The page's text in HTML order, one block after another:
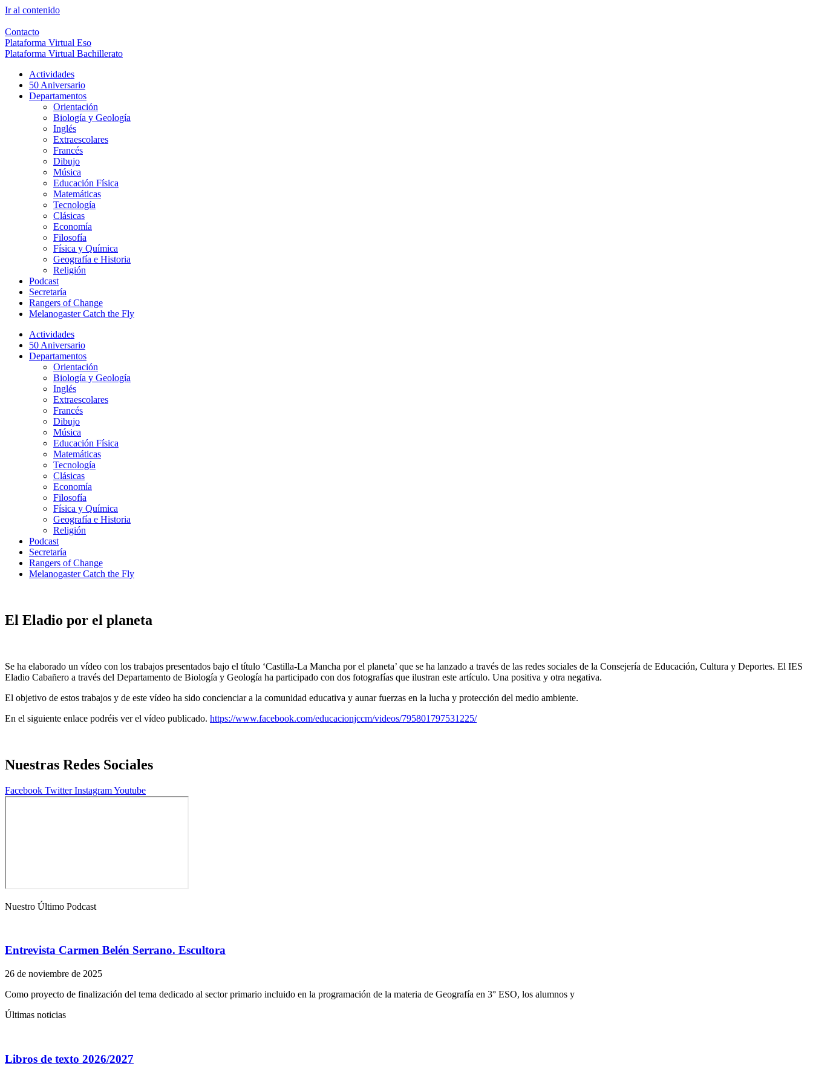
Ir al contenido
Contacto
Plataforma Virtual Eso
Plataforma Virtual Bachillerato
Actividades
50 Aniversario
Departamentos
Orientación
Biología y Geología
Inglés
Extraescolares
Francés
Dibujo
Música
Educación Física
Matemáticas
Tecnología
Clásicas
Economía
Filosofía
Física y Química
Geografía e Historia
Religión
Podcast
Secretaría
Rangers of Change
Melanogaster Catch the Fly
Actividades
50 Aniversario
Departamentos
Orientación
Biología y Geología
Inglés
Extraescolares
Francés
Dibujo
Música
Educación Física
Matemáticas
Tecnología
Clásicas
Economía
Filosofía
Física y Química
Geografía e Historia
Religión
Podcast
Secretaría
Rangers of Change
Melanogaster Catch the Fly
El Eladio por el planeta
Se ha elaborado un vídeo con los trabajos presentados bajo el título ‘Castilla-La Mancha por el planeta’ que se ha lanzado a través de las redes sociales de la Consejería de Educación, Cultura y Deportes. El IES
Eladio Cabañero a través del Departamento de Biología y Geología ha participado con dos fotografías que ilustran este artículo. Una positiva y otra negativa.
El objetivo de estos trabajos y de este vídeo ha sido concienciar a la comunidad educativa y aunar fuerzas en la lucha y protección del medio ambiente.
En el siguiente enlace podréis ver el vídeo publicado. https://www.facebook.com/educacionjccm/videos/795801797531225/
Nuestras Redes Sociales
Facebook Twitter InstagramYoutube
Nuestro Último Podcast
Entrevista Carmen Belén Serrano. Escultora
26 de noviembre de 2025
Como proyecto de finalización del tema dedicado al sector primario incluido en la programación de la materia de Geografía en 3° ESO, los alumnos y
Últimas noticias
Libros de texto 2026/2027